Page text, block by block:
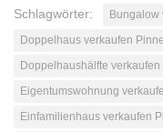
Schlagwörter:
Bungalow
Doppelhaus verkaufen
Doppelhaushälfte
Eigentumswohnung
Einfamilienhaus verkaufen